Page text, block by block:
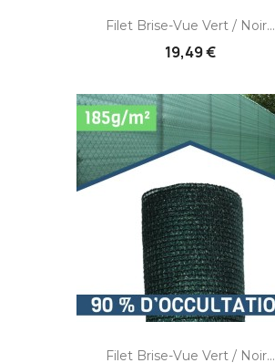
Filet Brise-Vue Vert / Noir...
19,49 €
Filet Brise-Vue Vert / Noir...